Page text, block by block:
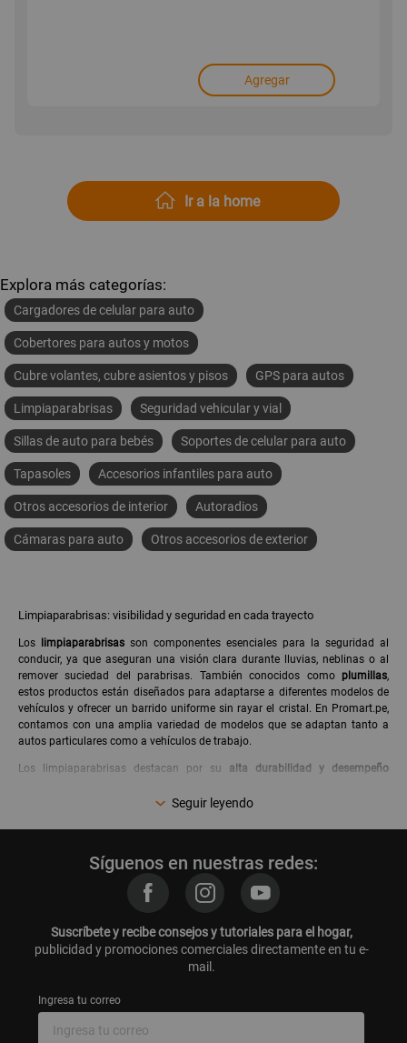
Agregar
Ir a la home
Explora más categorías:
Cargadores de celular para auto
Cobertores para autos y motos
Cubre volantes, cubre asientos y pisos GPS para autos
Limpiaparabrisas Seguridad vehicular y vial
Sillas de auto para bebés Soportes de celular para auto
Tapasoles Accesorios infantiles para auto
Otros accesorios de interior Autoradios
Cámaras para auto Otros accesorios de exterior
Limpiaparabrisas: visibilidad y seguridad en cada trayecto
Los limpiaparabrisas son componentes esenciales para la seguridad al
conducir, ya que aseguran una visión clara durante lluvias, neblinas o al
remover suciedad del parabrisas. También conocidos como plumillas,
estos productos están diseñados para adaptarse a diferentes modelos de
vehículos y ofrecer un barrido uniforme sin rayar el cristal. En Promart.pe,
contamos con una amplia variedad de modelos que se adaptan tanto a
autos particulares como a vehículos de trabajo.
Los limpiaparabrisas destacan por su alta durabilidad y desempeño
fabricados con materiales resistentes al desgaste, lo que garantiza una
factores como el tamaño adecuado, el tipo de enganche y la
tecnología aerodinámica que reducen el ruido y mejoran el rendimiento a
altas velocidades.
Explora las opciones disponibles delimpiaparabrisas
para mantener tu vehículo en óptimas condiciones y conducir con
Seguir leyendo
Síguenos en nuestras redes:
Suscríbete y recibe consejos y tutoriales para el hogar,
publicidad y promociones comerciales directamente en tu e-
mail.
Ingresa tu correo